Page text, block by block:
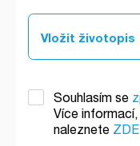
Vložit životopis
Souhlasím se
Více
naleznete ZDE